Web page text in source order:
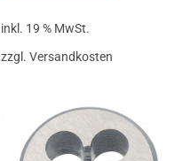
inkl. 19 % MwSt.
zzgl. Versandkosten